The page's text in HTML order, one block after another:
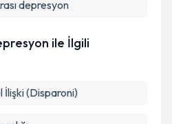
Talebini Gönder
depresyon
ile İlgili
İlişki (Disparoni)